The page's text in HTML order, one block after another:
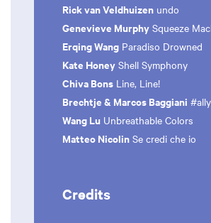
Rick van Veldhuizen undo
Genevieve Murphy Squeeze
Erqing Wang Paradiso Drowned
Kate Honey Shell Symphony
Chiva Bons Line, Line!
Brechtje & Marcos Baggiani
Wang Lu Unbreathable Colors
Matteo Nicolin Se credi che io
Credits